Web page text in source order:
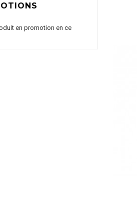
en promotion en ce